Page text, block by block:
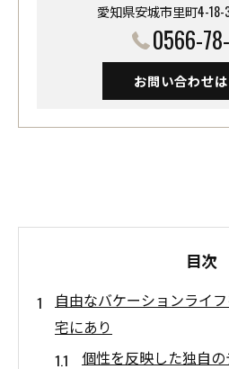
愛知県安城市里町4-
0566-
お問い合わせ
目次
自由なバケーションライ
宅にあり
個性を反映した独自